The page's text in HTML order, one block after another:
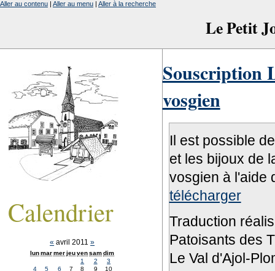
Le Petit
Aller au contenu | Aller au menu | Aller à la recherche
Souscription
vosgien
Il est possible
et les bijoux de
vosgien à l'aide
télécharger
Traduction
Patoisants des
Le Val d'Ajol-
Calendrier
« avril 2011»
lunmarmerjeuvensamdim
1
2
3
4
5 6 7 8 9
10